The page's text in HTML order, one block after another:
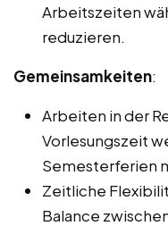
Arbeitszeiten
reduzieren.
Gemeinsamkeiten:
Arbeiten in der
Vorlesungszeit
Semesterferien
Zeitliche
Balance